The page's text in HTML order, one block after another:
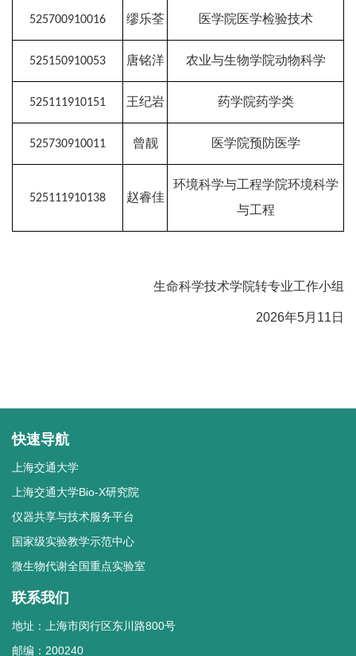
525700910016 缪乐荃 医学院医学检验技术
525150910053 唐铭洋 农业与生物学院动物科学
525111910151 王纪岩 药学院药学类
525730910011 曾靓 医学院预防医学
525111910138 赵睿佳
环境科学与工程学院环境科学
与工程
生命科学技术学院转专业工作小组
2026年5月11日
快速导航
上海交通大学
上海交通大学Bio-X研究院
仪器共享与技术服务平台
国家级实验教学示范中心
微生物代谢全国重点实验室
联系我们
地址：上海市闵行区东川路800号
邮编：200240